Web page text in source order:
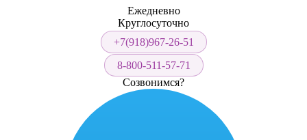
Ежедневно
Круглосуточно
+7(918)967-26-51
8-800-511-57-71
Созвонимся?